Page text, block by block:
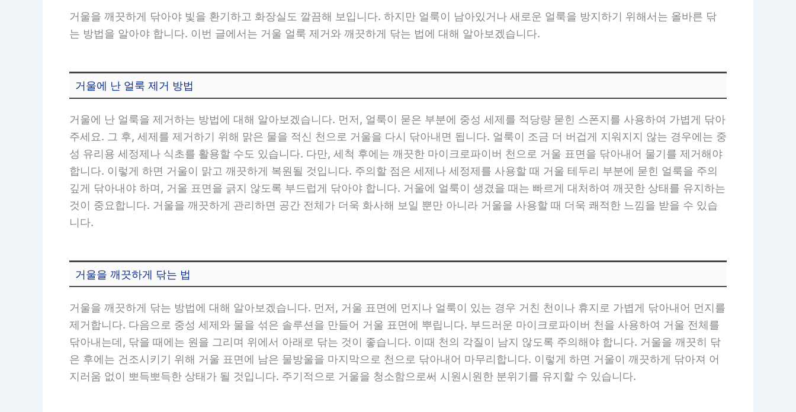
거울을 깨끗하게 닦아야 빛을 환기하고 화장실도 깔끔해 보입니다. 하지만 얼룩이 남아있거나 새로운 얼룩을 방지하기 위해서는 올바른 닦
는 방법을 알아야 합니다. 이번 글에서는 거울 얼룩 제거와 깨끗하게 닦는 법에 대해 알아보겠습니다.
거울에 난 얼룩 제거 방법
거울에 난 얼룩을 제거하는 방법에 대해 알아보겠습니다. 먼저, 얼룩이 묻은 부분에 중성 세제를 적당량 묻힌 스폰지를 사용하여 가볍게 닦아
주세요. 그 후, 세제를 제거하기 위해 맑은 물을 적신 천으로 거울을 다시 닦아내면 됩니다. 얼룩이 조금 더 버겁게 지워지지 않는 경우에는 중
성 유리용 세정제나 식초를 활용할 수도 있습니다. 다만, 세척 후에는 깨끗한 마이크로파이버 천으로 거울 표면을 닦아내어 물기를 제거해야
합니다. 이렇게 하면 거울이 맑고 깨끗하게 복원될 것입니다. 주의할 점은 세제나 세정제를 사용할 때 거울 테두리 부분에 묻힌 얼룩을 주의
깊게 닦아내야 하며, 거울 표면을 긁지 않도록 부드럽게 닦아야 합니다. 거울에 얼룩이 생겼을 때는 빠르게 대처하여 깨끗한 상태를 유지하는
것이 중요합니다. 거울을 깨끗하게 관리하면 공간 전체가 더욱 화사해 보일 뿐만 아니라 거울을 사용할 때 더욱 쾌적한 느낌을 받을 수 있습
니다.
거울을 깨끗하게 닦는 법
거울을 깨끗하게 닦는 방법에 대해 알아보겠습니다. 먼저, 거울 표면에 먼지나 얼룩이 있는 경우 거친 천이나 휴지로 가볍게 닦아내어 먼지를
제거합니다. 다음으로 중성 세제와 물을 섞은 솔루션을 만들어 거울 표면에 뿌립니다. 부드러운 마이크로파이버 천을 사용하여 거울 전체를
닦아내는데, 닦을 때에는 원을 그리며 위에서 아래로 닦는 것이 좋습니다. 이때 천의 각질이 남지 않도록 주의해야 합니다. 거울을 깨끗히 닦
은 후에는 건조시키기 위해 거울 표면에 남은 물방울을 마지막으로 천으로 닦아내어 마무리합니다. 이렇게 하면 거울이 깨끗하게 닦아져 어
지러움 없이 뽀득뽀득한 상태가 될 것입니다. 주기적으로 거울을 청소함으로써 시원시원한 분위기를 유지할 수 있습니다.